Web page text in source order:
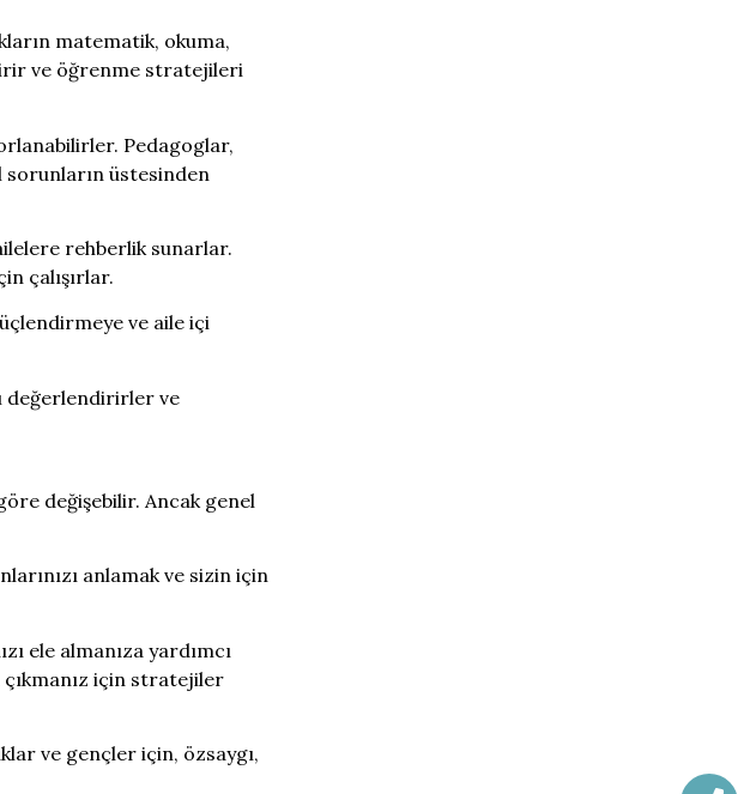
matematik, okuma,
ve öğrenme stratejileri
Pedagoglar,
üstesinden
rehberlik sunarlar.
çalışırlar.
ve aile içi
değerlendirirler ve
değişebilir. Ancak genel
anlamak ve sizin için
ele almanıza yardımcı
için stratejiler
ve gençler için, özsaygı,